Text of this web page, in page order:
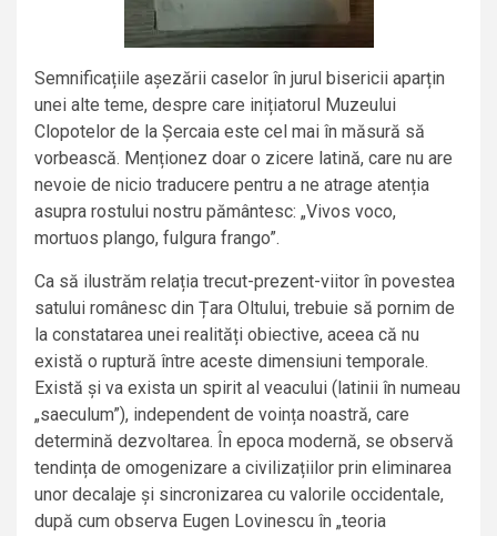
Semnificațiile așezării caselor în jurul bisericii aparțin
unei alte teme, despre care inițiatorul Muzeului
Clopotelor de la Șercaia este cel mai în măsură să
vorbească. Menționez doar o zicere latină, care nu are
nevoie de nicio traducere pentru a ne atrage atenția
asupra rostului nostru pământesc: „Vivos voco,
mortuos plango, fulgura frango”.
Ca să ilustrăm relația trecut-prezent-viitor în povestea
satului românesc din Țara Oltului, trebuie să pornim de
la constatarea unei realități obiective, aceea că nu
există o ruptură între aceste dimensiuni temporale.
Există și va exista un spirit al veacului (latinii în numeau
„saeculum”), independent de voința noastră, care
determină dezvoltarea. În epoca modernă, se observă
tendința de omogenizare a civilizațiilor prin eliminarea
unor decalaje și sincronizarea cu valorile occidentale,
după cum observa Eugen Lovinescu în „teoria